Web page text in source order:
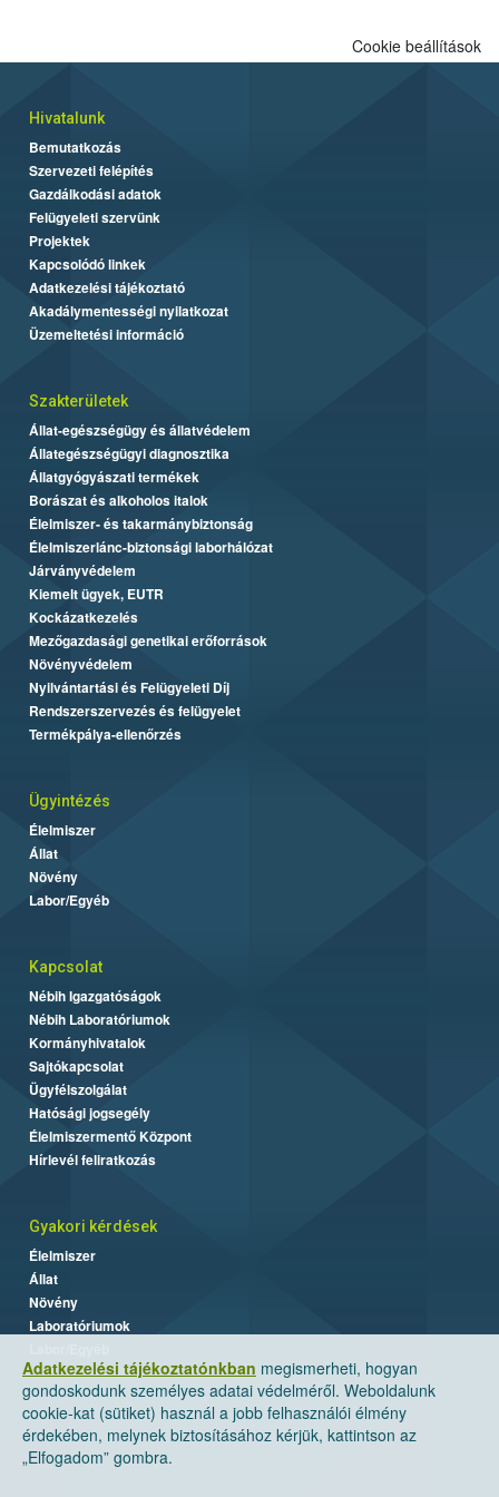
Adatkezelési tájékoztatónkban megismerheti, hogyan
gondoskodunk személyes adatai védelméről. Weboldalunk
cookie-kat (sütiket) használ a jobb felhasználói élmény
érdekében, melynek biztosításához kérjük, kattintson az
„Elfogadom” gombra.
Cookie beállítások
Hivatalunk
Bemutatkozás
Szervezeti felépítés
Gazdálkodási adatok
Felügyeleti szervünk
Projektek
Kapcsolódó linkek
Adatkezelési tájékoztató
Akadálymentességi nyilatkozat
Üzemeltetési információ
Szakterületek
Állat-egészségügy és állatvédelem
Állategészségügyi diagnosztika
Állatgyógyászati termékek
Borászat és alkoholos italok
Élelmiszer- és takarmánybiztonság
Élelmiszerlánc-biztonsági laborhálózat
Járványvédelem
Kiemelt ügyek, EUTR
Kockázatkezelés
Mezőgazdasági genetikai erőforrások
Növényvédelem
Nyilvántartási és Felügyeleti Díj
Rendszerszervezés és felügyelet
Termékpálya-ellenőrzés
Ügyintézés
Élelmiszer
Állat
Növény
Labor/Egyéb
Kapcsolat
Nébih Igazgatóságok
Nébih Laboratóriumok
Kormányhivatalok
Sajtókapcsolat
Ügyfélszolgálat
Hatósági jogsegély
Élelmiszermentő Központ
Hírlevél feliratkozás
Gyakori kérdések
Élelmiszer
Állat
Növény
Laboratóriumok